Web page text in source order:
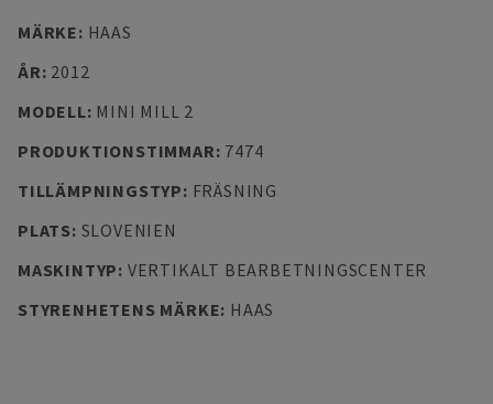
MÄRKE: HAAS
ÅR: 2012
MODELL: MINI MILL 2
PRODUKTIONSTIMMAR: 7474
TILLÄMPNINGSTYP: FRÄSNING
PLATS: SLOVENIEN
MASKINTYP: VERTIKALT BEARBETNINGSCENTER
STYRENHETENS MÄRKE: HAAS